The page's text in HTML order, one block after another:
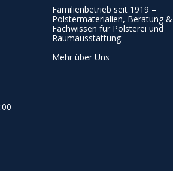
:00 –
Familienbetrieb seit 1919 –
Polstermaterialien, Beratung &
Fachwissen für Polsterei und
Raumausstattung.
Mehr über Uns